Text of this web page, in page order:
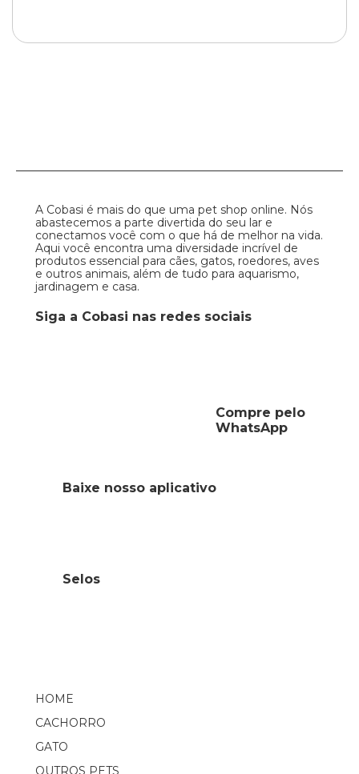
A Cobasi é mais do que uma pet shop online. Nós
abastecemos a parte divertida do seu lar e
conectamos você com o que há de melhor na vida.
Aqui você encontra uma diversidade incrível de
produtos essencial para cães, gatos, roedores, aves
e outros animais, além de tudo para aquarismo,
jardinagem e casa.
Siga a Cobasi nas redes sociais
Compre pelo
WhatsApp
HOME
CACHORRO
GATO
OUTROS PETS
Baixe nosso aplicativo
Selos